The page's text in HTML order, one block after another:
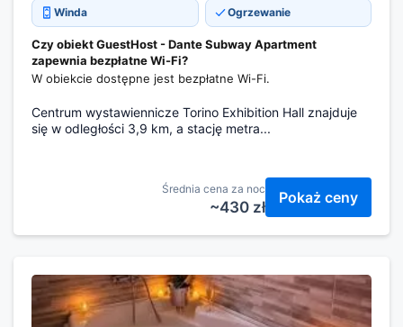
Winda Ogrzewanie
Czy obiekt GuestHost - Dante Subway Apartment
zapewnia bezpłatne Wi-Fi?
W obiekcie dostępne jest bezpłatne Wi-Fi.
Centrum wystawiennicze Torino Exhibition Hall znajduje
się w odległości 3,9 km, a stację metra...
Średnia cena za noc
~430 zł
Pokaż ceny